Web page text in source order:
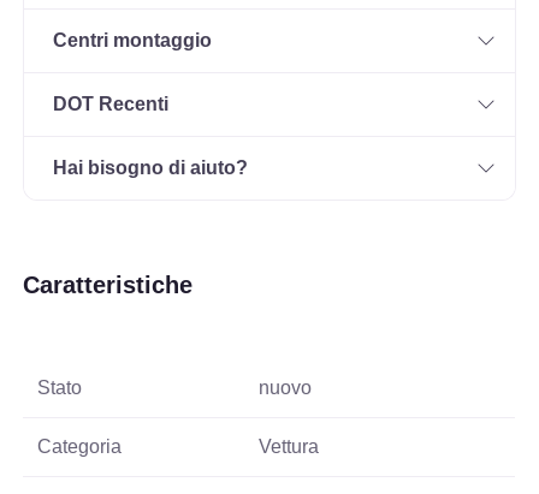
Centri montaggio
DOT Recenti
Hai bisogno di aiuto?
Caratteristiche
Stato nuovo
Categoria Vettura